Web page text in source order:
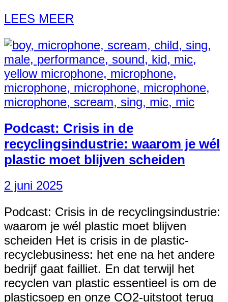
LEES MEER
Podcast: Crisis in de
recyclingsindustrie: waarom je wél
plastic moet blijven scheiden
2 juni 2025
Podcast: Crisis in de recyclingsindustrie:
waarom je wél plastic moet blijven
scheiden Het is crisis in de plastic-
recyclebusiness: het ene na het andere
bedrijf gaat failliet. En dat terwijl het
recyclen van plastic essentieel is om de
plasticsoep en onze CO2-uitstoot terug